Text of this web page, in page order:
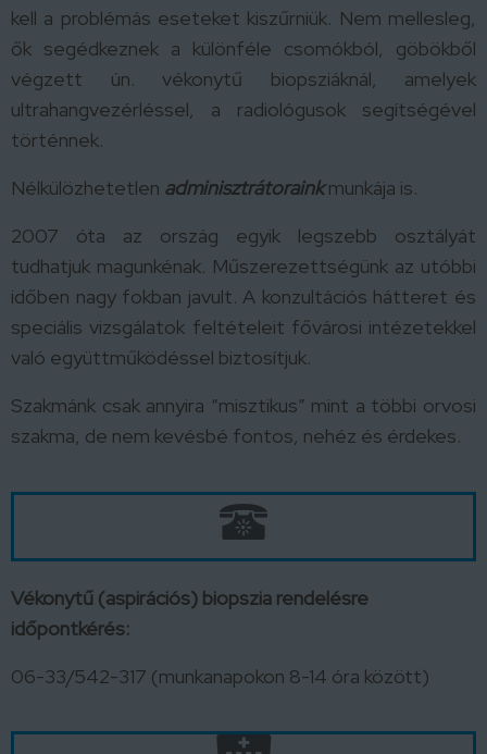
kell a problémás eseteket kiszűrniük. Nem mellesleg,
ők segédkeznek a különféle csomókból, göbökből
végzett ún. vékonytű biopsziáknál, amelyek
ultrahangvezérléssel, a radiológusok segítségével
történnek.
Nélkülözhetetlen adminisztrátorainkmunkája is.
2007 óta az ország egyik legszebb osztályát
tudhatjuk magunkénak. Műszerezettségünk az utóbbi
időben nagy fokban javult. A konzultációs hátteret és
speciális vizsgálatok feltételeit fővárosi intézetekkel
való együttműködéssel biztosítjuk.
Szakmánk csak annyira “misztikus” mint a többi orvosi
szakma, de nem kevésbé fontos, nehéz és érdekes.
Vékonytű (aspirációs) biopszia rendelésre
időpontkérés:
06-33/542-317 (munkanapokon 8-14 óra között)